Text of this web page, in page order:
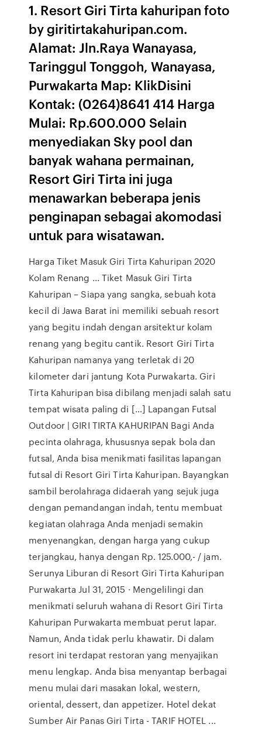
1. Resort Giri Tirta kahuripan foto
by giritirtakahuripan.com.
Alamat: Jln.Raya Wanayasa,
Taringgul Tonggoh, Wanayasa,
Purwakarta Map: KlikDisini
Kontak: (0264)8641 414 Harga
Mulai: Rp.600.000 Selain
menyediakan Sky pool dan
banyak wahana permainan,
Resort Giri Tirta ini juga
menawarkan beberapa jenis
penginapan sebagai akomodasi
untuk para wisatawan.
Harga Tiket Masuk Giri Tirta Kahuripan 2020
Kolam Renang ... Tiket Masuk Giri Tirta
Kahuripan – Siapa yang sangka, sebuah kota
kecil di Jawa Barat ini memiliki sebuah resort
yang begitu indah dengan arsitektur kolam
renang yang begitu cantik. Resort Giri Tirta
Kahuripan namanya yang terletak di 20
kilometer dari jantung Kota Purwakarta. Giri
Tirta Kahuripan bisa dibilang menjadi salah satu
tempat wisata paling di […] Lapangan Futsal
Outdoor | GIRI TIRTA KAHURIPAN Bagi Anda
pecinta olahraga, khususnya sepak bola dan
futsal, Anda bisa menikmati fasilitas lapangan
futsal di Resort Giri Tirta Kahuripan. Bayangkan
sambil berolahraga didaerah yang sejuk juga
dengan pemandangan indah, tentu membuat
kegiatan olahraga Anda menjadi semakin
menyenangkan, dengan harga yang cukup
terjangkau, hanya dengan Rp. 125.000,- / jam.
Serunya Liburan di Resort Giri Tirta Kahuripan
Purwakarta Jul 31, 2015 · Mengelilingi dan
menikmati seluruh wahana di Resort Giri Tirta
Kahuripan Purwakarta membuat perut lapar.
Namun, Anda tidak perlu khawatir. Di dalam
resort ini terdapat restoran yang menyajikan
menu lengkap. Anda bisa menyantap berbagai
menu mulai dari masakan lokal, western,
oriental, dessert, dan appetizer. Hotel dekat
Sumber Air Panas Giri Tirta - TARIF HOTEL ...